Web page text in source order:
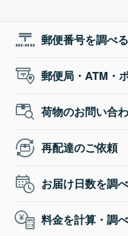
郵便番号を調べる
郵便局・ATM・
荷物のお問い合
再配達のご依頼
お届け日数を調
料金を計算・調